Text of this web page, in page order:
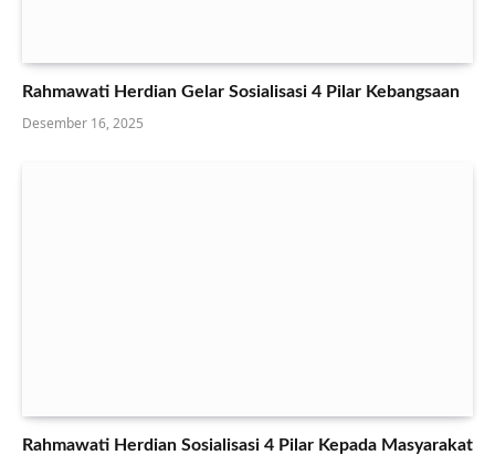
Rahmawati Herdian Gelar Sosialisasi 4 Pilar Kebangsaan
Desember 16, 2025
Rahmawati Herdian Sosialisasi 4 Pilar Kepada Masyarakat